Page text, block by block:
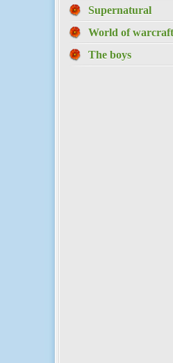
Supernatural
World of warcraft
The boys